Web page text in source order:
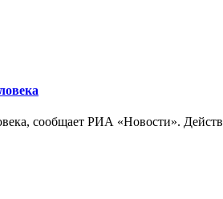
сообщает РИА «Новости».